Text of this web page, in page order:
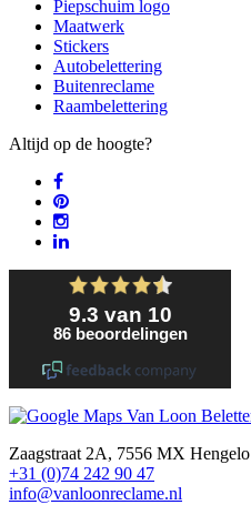
Piepschuim logo
Maatwerk
Stickers
Autobelettering
Buitenreclame
Raambelettering
Altijd op de hoogte?
Zaagstraat 2A, 7556 MX Hengelo
+31 (0)74 242 90 47
info@vanloonreclame.nl